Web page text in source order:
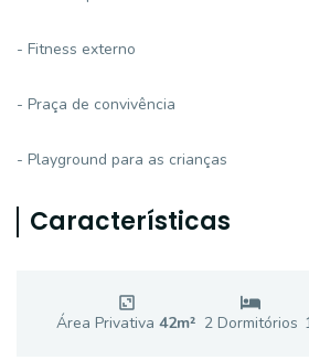
- Fitness externo
- Praça de convivência
- Playground para as crianças
Características
Área Privativa42m² 2Dormitórios